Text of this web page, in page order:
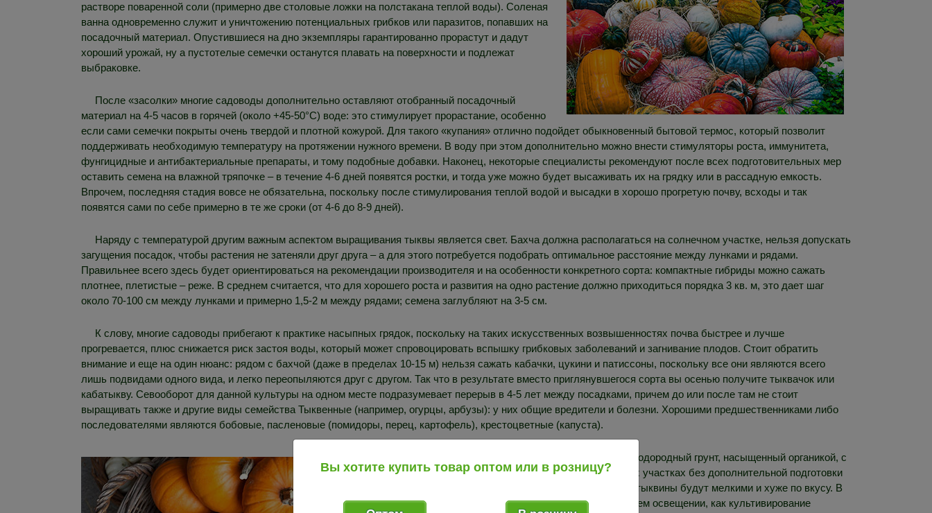
растворе поваренной соли (примерно две столовые ложки на полстакана теплой воды). Соленая
ванна одновременно служит и уничтожению потенциальных грибков или паразитов, попавших на
посадочный материал. Опустившиеся на дно экземпляры гарантированно прорастут и дадут
хороший урожай, ну а пустотелые семечки останутся плавать на поверхности и подлежат
выбраковке.
После «засолки» многие садоводы дополнительно оставляют отобранный посадочный
материал на 4-5 часов в горячей (около +45-50°C) воде: это стимулирует прорастание, особенно
если сами семечки покрыты очень твердой и плотной кожурой. Для такого «купания» отлично подойдет обыкновенный бытовой термос, который позволит
поддерживать необходимую температуру на протяжении нужного времени. В воду при этом дополнительно можно внести стимуляторы роста, иммунитета,
фунгицидные и антибактериальные препараты, и тому подобные добавки. Наконец, некоторые специалисты рекомендуют после всех подготовительных мер
оставить семена на влажной тряпочке – в течение 4-6 дней появятся ростки, и тогда уже можно будет высаживать их на грядку или в рассадную емкость.
Впрочем, последняя стадия вовсе не обязательна, поскольку после стимулирования теплой водой и высадки в хорошо прогретую почву, всходы и так
появятся сами по себе примерно в те же сроки (от 4-6 до 8-9 дней).
Наряду с температурой другим важным аспектом выращивания тыквы является свет. Бахча должна располагаться на солнечном участке, нельзя допускать
загущения посадок, чтобы растения не затеняли друг друга – а для этого потребуется подобрать оптимальное расстояние между лунками и рядами.
Правильнее всего здесь будет ориентироваться на рекомендации производителя и на особенности конкретного сорта: компактные гибриды можно сажать
плотнее, плетистые – реже. В среднем считается, что для хорошего роста и развития на одно растение должно приходиться порядка 3 кв. м, это дает шаг
около 70-100 см между лунками и примерно 1,5-2 м между рядами; семена заглубляют на 3-5 см.
К слову, многие садоводы прибегают к практике насыпных грядок, поскольку на таких искусственных возвышенностях почва быстрее и лучше
прогревается, плюс снижается риск застоя воды, который может спровоцировать вспышку грибковых заболеваний и загнивание плодов. Стоит обратить
внимание и еще на один нюанс: рядом с бахчой (даже в пределах 10-15 м) нельзя сажать кабачки, цукини и патиссоны, поскольку все они являются всего
лишь подвидами одного вида, и легко переопыляются друг с другом. Так что в результате вместо приглянувшегося сорта вы осенью получите тыквачок или
кабатыкву. Севооборот для данной культуры на одном месте подразумевает перерыв в 4-5 лет между посадками, причем до или после там не стоит
выращивать также и другие виды семейства Тыквенные (например, огурцы, арбузы): у них общие вредители и болезни. Хорошими предшественниками либо
последователями являются бобовые, пасленовые (помидоры, перец, картофель), крестоцветные (капуста).
В плане почвы оптимальным вариантом считается плодородный грунт, насыщенный органикой, с
нейтральной реакцией. На сильно кислых или щелочных участках без дополнительной подготовки
урожая можно вовсе не дождаться, а на бедных почвах тыквины будут мелкими и хуже по вкусу. В
то же время на питательном грунте, в тепле и при хорошем освещении, как культивирование
Вы хотите купить товар оптом или в розницу?